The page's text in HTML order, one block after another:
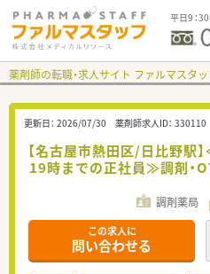
平日9：
薬剤師の転職・求人サイト ファルマスタ
更新日： 2026/07/30 薬剤師求人ID： 330110
【名古屋市熱田区/日比野駅
19時までの正社員≫調剤・
調剤薬局
この求人に
問い合わせる